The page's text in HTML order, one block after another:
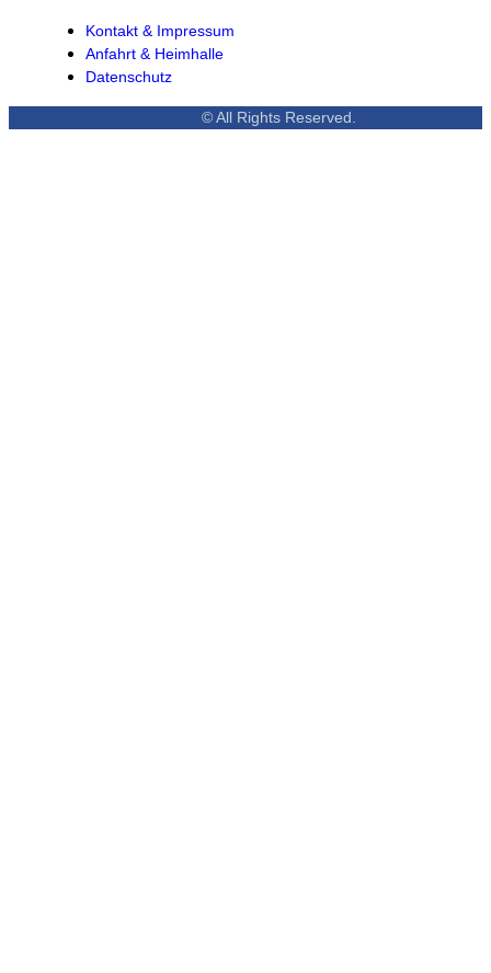
Kontakt & Impressum
Anfahrt & Heimhalle
Datenschutz
© All Rights Reserved.